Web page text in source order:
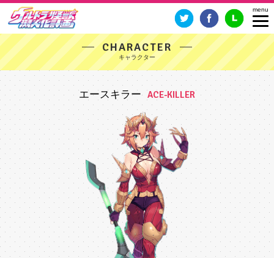
CHARACTER
エースキラー ACE-KILLER